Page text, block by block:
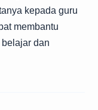
kepada guru
membantu
dan